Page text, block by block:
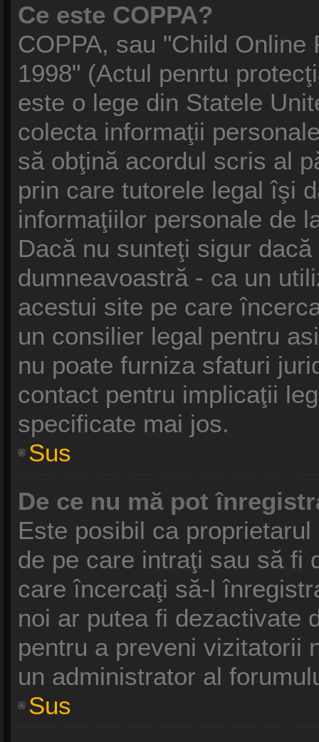
Ce este COPPA?
COPPA, sau "Child
1998" (Actul penrtu
este o lege din Statele
colecta informaţii
să obţină acordul scris al
prin care tutorele legal îşi
informaţiilor personale de
Dacă nu sunteţi sigur
dumneavoastră - ca un
acestui site pe care
un consilier legal pentru
nu poate furniza sfaturi
contact pentru implicaţii
specificate mai jos.
Sus
De ce nu mă pot
Este posibil ca
de pe care intraţi sau să fi
care încercaţi să-l
noi ar putea fi dezactivate
pentru a preveni vizitatorii
un administrator al
Sus